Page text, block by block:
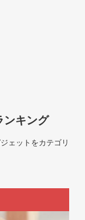
ンキング
ェットをカテゴリ